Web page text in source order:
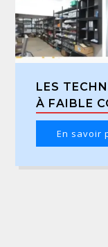
LES
À FAIBLE
En savoir